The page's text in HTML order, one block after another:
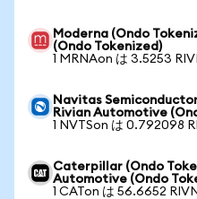
Moderna (Ondo
(Ondo Tokenized)
1 MRNAon は 3.5253
Navitas
Rivian Automotive
1 NVTSon は 0.792098
Caterpillar (Ondo
Automotive (Ondo
1 CATon は 56.6652